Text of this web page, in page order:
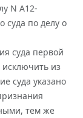
N А12-
суда по делу о
суда первой
исключить из
суда указано
тем же